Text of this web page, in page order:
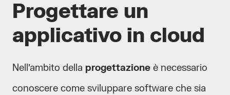
Progettare un
applicativo in cloud
Nell’ambito della progettazione è necessario
conoscere come sviluppare software che sia